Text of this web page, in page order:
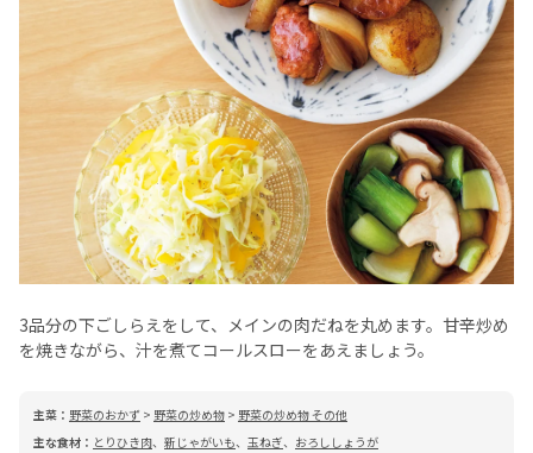
3品分の下ごしらえをして、メインの肉だねを丸めます。甘辛炒め
を焼きながら、汁を煮てコールスローをあえましょう。
主菜： 野菜のおかず > 野菜の炒め物 > 野菜の炒め物 その他
主な食材： とりひき肉、 新じゃがいも、 玉ねぎ、 おろししょうが